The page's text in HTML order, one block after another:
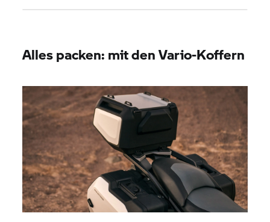
Alles packen: mit den Vario-Koffern